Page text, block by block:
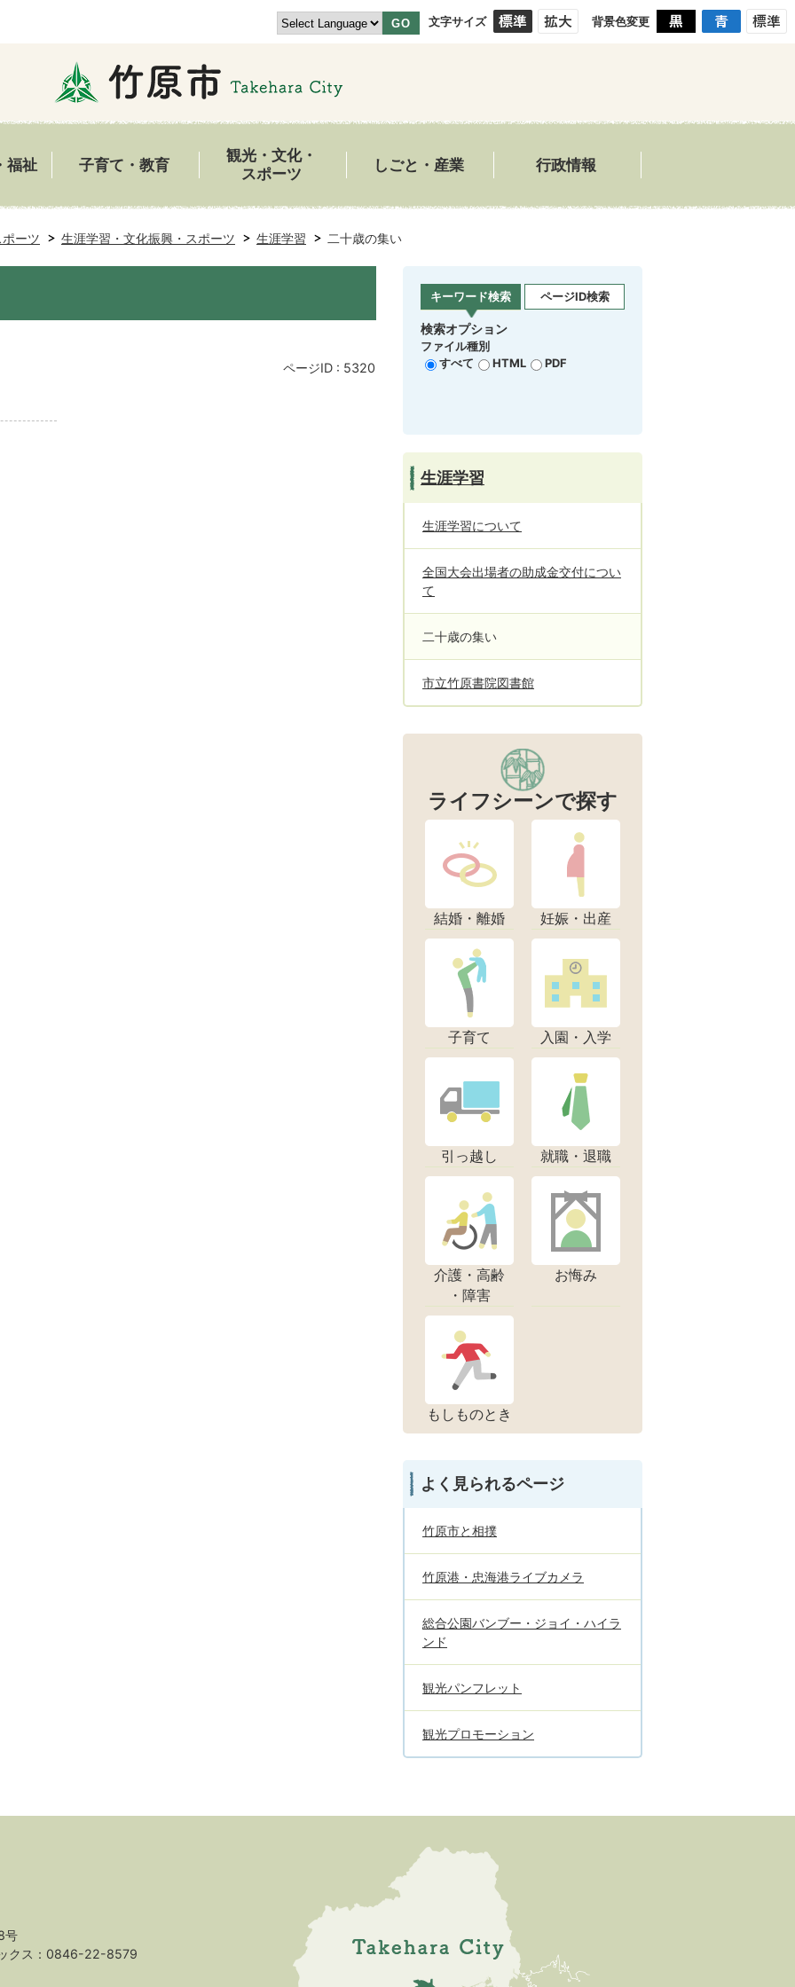
GO 文字サイズ 背景色変更
福祉 子育て・教育
観光・文化・
スポーツ
しごと・産業 行政情報
ーツ 生涯学習・文化振興・スポーツ 生涯学習 二十歳の集い
ページID : 5320
キーワード検索 ページID検索
検索オプション
ファイル種別
すべて
HTML PDF
生涯学習
生涯学習について
全国大会出場者の助成金交付につい
て
二十歳の集い
市立竹原書院図書館
ライフシーンで探す
結婚・離婚 妊娠・出産
子育て 入園・入学
引っ越し 就職・退職
介護・高齢
・障害
お悔み
もしものとき
よく見られるページ
竹原市と相撲
竹原港・忠海港ライブカメラ
総合公園バンブー・ジョイ・ハイラ
ンド
観光パンフレット
観光プロモーション
号
クス：0846-22-8579